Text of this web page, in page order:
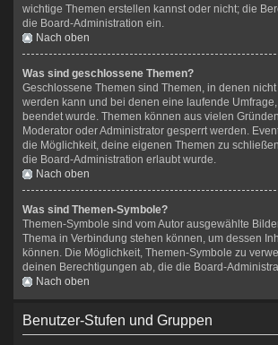
wichtige Themen erstellen kannst oder nicht; die
die Board-Administration ein.
Nach oben
Was sind geschlossene Themen?
Geschlossene Themen sind Themen, in denen
werden kann und bei denen eine laufende
beendet wurde. Themen können aus vielen
Moderator oder Administrator gesperrt werden.
die Möglichkeit, deine eigenen Themen zu
die Board-Administration erlaubt wurde.
Nach oben
Was sind Themen-Symbole?
Themen-Symbole sind vom Autor ausgewählte
Thema in Verbindung stehen können, um dessen
können. Die Möglichkeit, Themen-Symbole zu
deinen Berechtigungen ab, die die Board-
Nach oben
Benutzer-Stufen und Gruppen